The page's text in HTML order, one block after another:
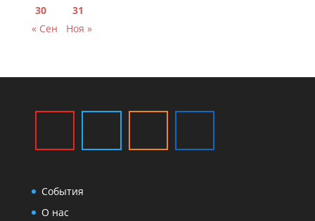
30
31
« Сен
Ноя »
События
О нас